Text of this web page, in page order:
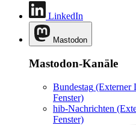
LinkedIn
Mastodon
Mastodon-Kanäle
Bundestag (Externer
Fenster)
hib-Nachrichten
Fenster)